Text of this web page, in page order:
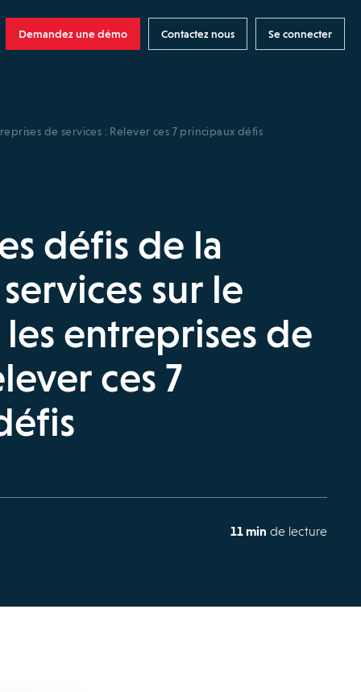
Demandez une démo Contactez nous Se connecter
de services : Relever ces 7 principaux défis
défis de la
sur le
entreprises de
ces 7
11 min de lecture